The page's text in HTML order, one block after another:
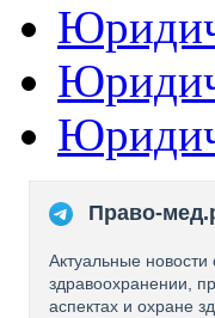
Право-
Актуальные новости
здравоохранении,
аспектах и охране